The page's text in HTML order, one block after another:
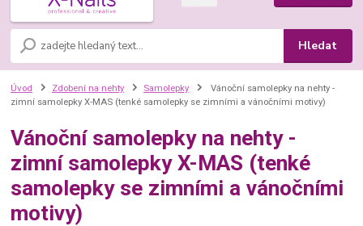
Hledat
Úvod Zdobení na nehty Samolepky
Vánoční samolepky na nehty -
zimní samolepky X-MAS (tenké samolepky se zimními a vánočními motivy)
Vánoční samolepky na nehty -
zimní samolepky X-MAS (tenké
samolepky se zimními a vánočními
motivy)